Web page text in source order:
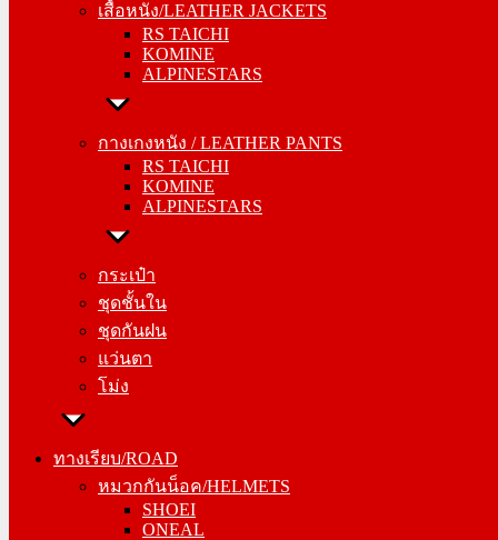
เสื้อหนัง/LEATHER JACKETS
RS TAICHI
KOMINE
ALPINESTARS
กางเกงหนัง / LEATHER PANTS
RS TAICHI
KOMINE
ALPINESTARS
กระเป๋า
ชุดชั้นใน
ชุดกันฝน
แว่นตา
โม่ง
ทางเรียบ/ROAD
หมวกกันน็อค/HELMETS
SHOEI
ONEAL
KOMINE
ALPINESTARS
กางเกงหนัง / LEATHER PANTS
KOMINE
ALPINESTARS
กระเป๋า
ชุดชั้นใน
ชุดกันฝน
แว่นตา
โม่ง
ทางเรียบ/ROAD
หมวกกันน็อค/HELMETS
SHOEI
ONEAL